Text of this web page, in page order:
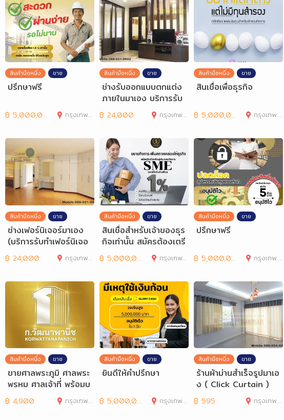
สินค้ามือหนึ่ง ขาย
ปรึกษาฟรี
฿ 5,000,000 กรุงเทพมหานคร
สินค้ามือหนึ่ง ขาย
ช่างรับออกแบบตกแต่ง
ภายในมาเอง บริการรับ
ทำเฟอร์นิเจอร์บิ้วอิน
฿ 24,000 กรุงเทพมหานคร
สินค้ามือหนึ่ง ขาย
สินเชื่อเพื่อธุรกิจ
฿ 5,000,000 กรุงเทพมหานคร
สินค้ามือหนึ่ง ขาย
ช่างเฟอร์นิเจอร์มาเอง
(บริการรับทำเฟอร์นิเจอ
ร์บิวท์อิน)
฿ 24,000 กรุงเทพมหานคร
สินค้ามือหนึ่ง ขาย
สินเชื่อสำหรับเจ้าของธุร
กิจเท่านั้น สมัครต้องเตรี
ยมเอกสารอะ
฿ 5,000,000 กรุงเทพมหานคร
สินค้ามือหนึ่ง ขาย
ปรึกษาฟรี
฿ 5,000,000 กรุงเทพมหานคร
สินค้ามือหนึ่ง ขาย
ขายศาลพระภูมิ ศาลพระ
พรหม ศาลเจ้าที่ พร้อมบ
ริการติดตั้ง
฿ 4,900 กรุงเทพมหานคร
สินค้ามือหนึ่ง ขาย
ยินดีให้คำปรึกษา
฿ 5,000,000 กรุงเทพมหานคร
สินค้ามือหนึ่ง ขาย
ร้านผ้าม่านสำเร็จรูปมาเอ
ง ( Click Curtain )
฿ 595 กรุงเทพมหานคร